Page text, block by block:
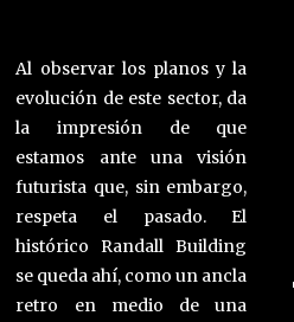
Al observar los planos y la
evolución de este sector, da
la impresión de que
estamos ante una visión
futurista que, sin embargo,
respeta el pasado. El
histórico Randall Building
se queda ahí, como un ancla
retro en medio de una